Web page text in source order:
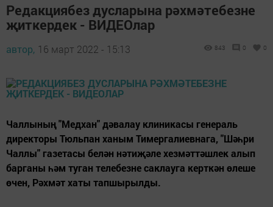
Редакциябез дусларына рәхмәтебезне
җиткердек - ВИДЕОлар
автор, 16 март 2022 - 15:13 843 0 0
Чаллының "Медхан" дәвалау клиникасы генераль
директоры Тюльпан ханым Тимергалиевнага, "Шәһри
Чаллы" газетасы белән нәтиҗәле хезмәттәшлек алып
барганы һәм туган телебезне саклауга керткән өлеше
өчен, Рәхмәт хаты тапшырылды.